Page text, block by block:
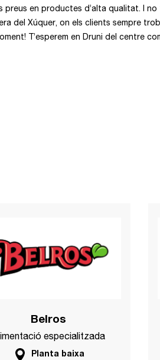
en productes d’alta qualitat. I
del Xúquer, on els clients sempre
T’esperem en Druni del centre
Belros
especialitzada
Planta baixa